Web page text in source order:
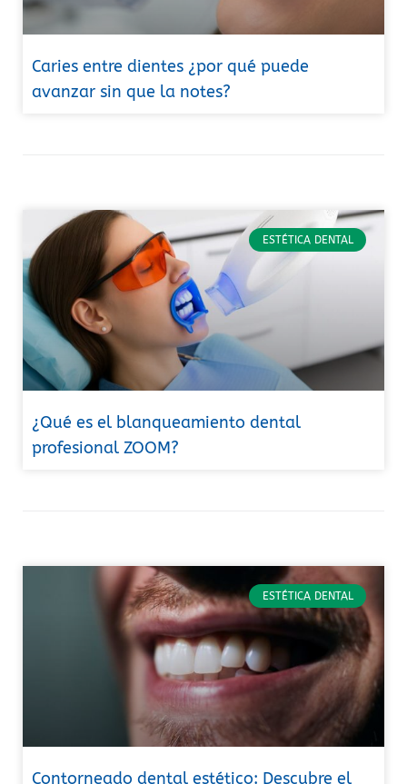
Caries entre dientes ¿por qué puede
avanzar sin que la notes?
ESTÉTICA DENTAL
¿Qué es el blanqueamiento dental
profesional ZOOM?
ESTÉTICA DENTAL
Contorneado dental estético: Descubre el